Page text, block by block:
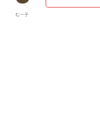
むー子